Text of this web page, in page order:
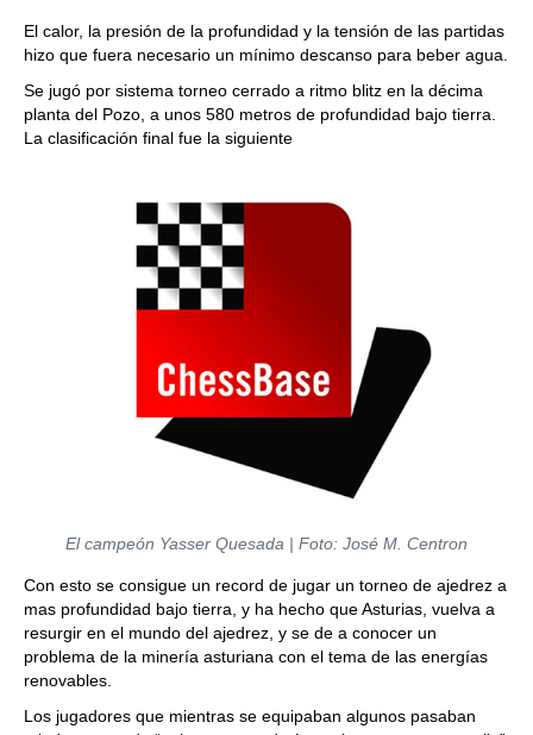
El calor, la presión de la profundidad y la tensión de las partidas
hizo que fuera necesario un mínimo descanso para beber agua.
Se jugó por sistema torneo cerrado a ritmo blitz en la décima
planta del Pozo, a unos 580 metros de profundidad bajo tierra.
La clasificación final fue la siguiente
El campeón Yasser Quesada | Foto: José M. Centron
Con esto se consigue un record de jugar un torneo de ajedrez a
mas profundidad bajo tierra, y ha hecho que Asturias, vuelva a
resurgir en el mundo del ajedrez, y se de a conocer un
problema de la minería asturiana con el tema de las energías
renovables.
Los jugadores que mientras se equipaban algunos pasaban